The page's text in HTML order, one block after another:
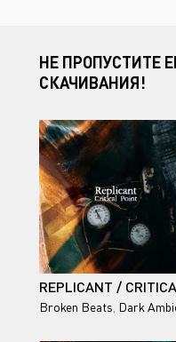
НЕ ПРОПУСТИТЕ
СКАЧИВАНИЯ!
Broken Beats Dark